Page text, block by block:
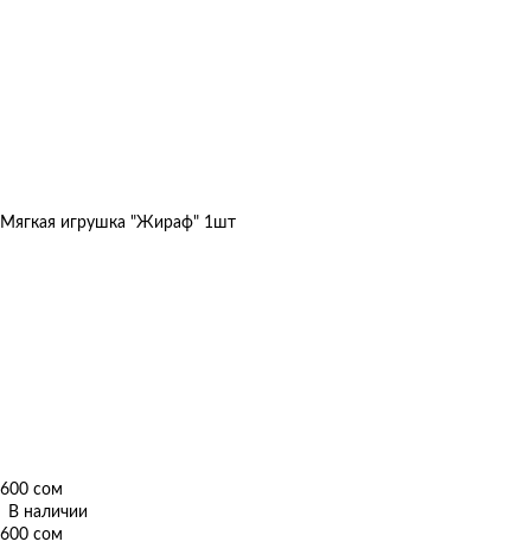
Мягкая игрушка "Жираф" 1шт
600 сом
В наличии
600 сом